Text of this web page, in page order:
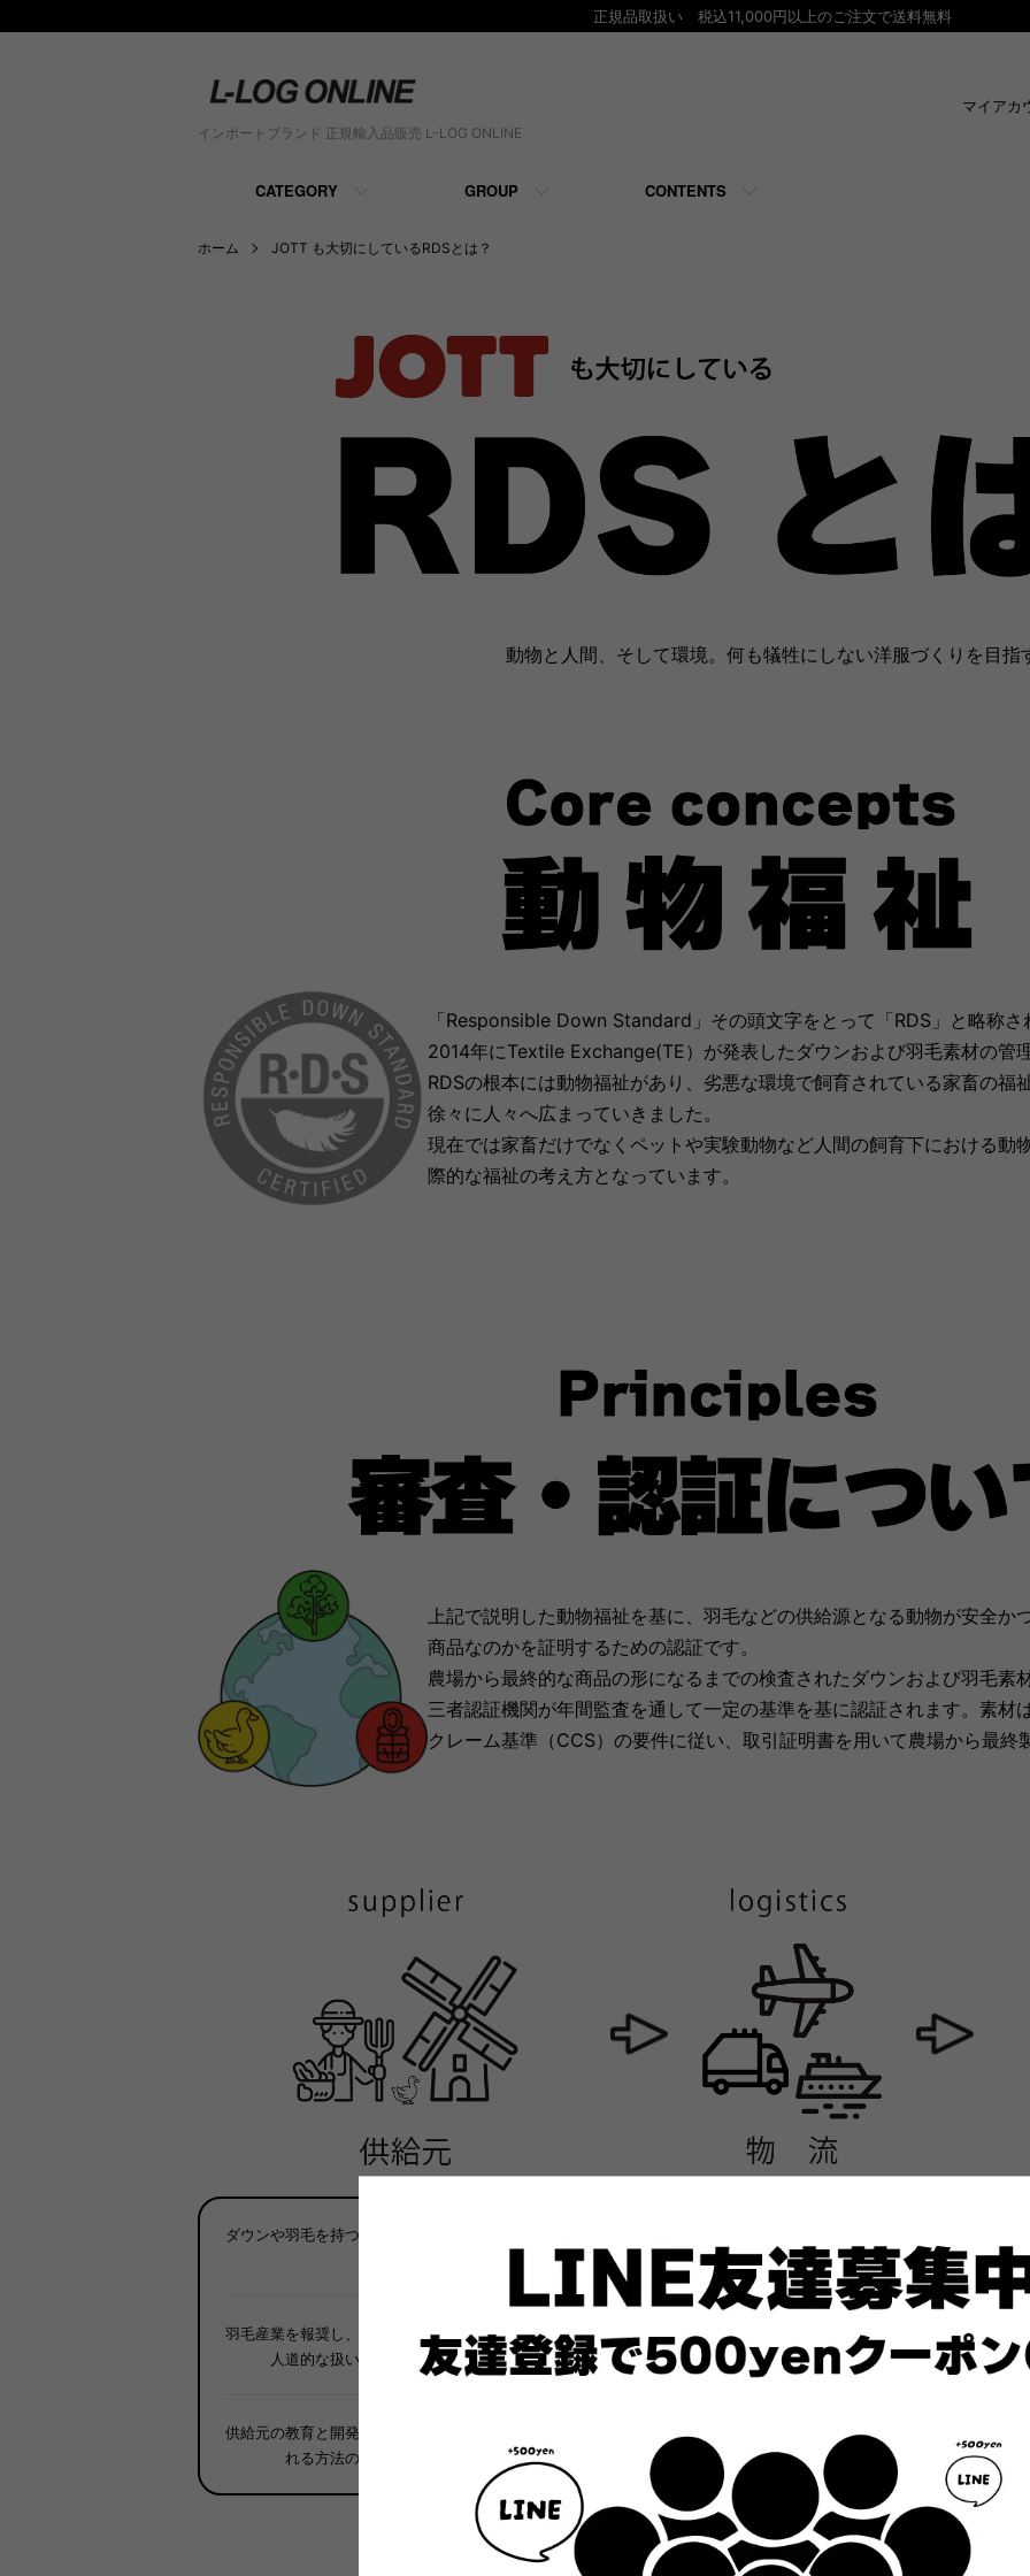
正規品取扱い 税込11,000円以上のご注文で送料無料
インポートブランド 正規輸入品販売 L-LOG ONLINE
CATEGORY GROUP CONTENTS
マイアカ
ホーム JOTT も大切にしているRDSとは？
動物と人間、そして環境。何も犠牲にしない洋服づくりを目指
「Responsible Down Standard」その頭文字をとって「RDS」と略称さ
2014年にTextile Exchange(TE）が発表したダウンおよび羽毛素材の管
RDSの根本には動物福祉があり、劣悪な環境で飼育されている家畜の福
徐々に人々へ広まっていきました。
現在では家畜だけでなくペットや実験動物など人間の飼育下における動
際的な福祉の考え方となっています。
上記で説明した動物福祉を基に、羽毛などの供給源となる動物が安全か
商品なのかを証明するための認証です。
農場から最終的な商品の形になるまでの検査されたダウンおよび羽毛素
三者認証機関が年間監査を通して一定の基準を基に認証されます。素
クレーム基準（CCS）の要件に従い、取引証明書を用いて農場から最終
ダウンや羽毛を持つ動物が不必要な虐待を受けていな
羽毛産業を報奨し、影響を与え、アヒルやガチョウの
人道的な扱いを尊重する実践を奨励する
供給元の教育と開発を行い、その時点で最も良いとさ
れる方法の継続的な改善を促進する
る確かな管理を保証する
企